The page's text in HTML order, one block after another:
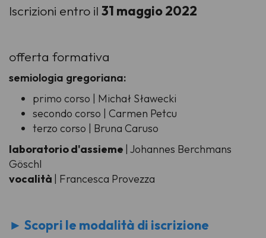
Iscrizioni entro il 31 maggio 2022
offerta formativa
semiologia gregoriana:
primo corso | Michał Sławecki
secondo corso | Carmen Petcu
terzo corso | Bruna Caruso
laboratorio d'assieme | Johannes Berchmans
Göschl
vocalità | Francesca Provezza
► Scopri le modalità di iscrizione